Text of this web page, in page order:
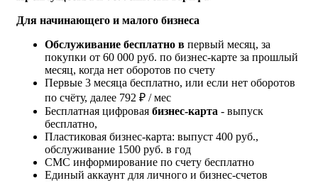
Для начинающего и малого бизнеса
Обслуживание бесплатно в первый месяц, за
покупки от 60 000 руб. по бизнес-карте за прошлый
месяц, когда нет оборотов по счету
Первые 3 месяца бесплатно, или если нет оборотов
по счёту, далее 792 ₽ / мес
Бесплатная цифровая бизнес-карта - выпуск
бесплатно,
Пластиковая бизнес-карта: выпуст 400 руб.,
обслуживание 1500 руб. в год
СМС информирование по счету бесплатно
Единый аккаунт для личного и бизнес-счетов